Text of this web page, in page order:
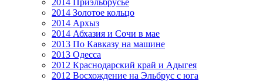
2014 Приэльбрусье
2014 Золотое кольцо
2014 Архыз
2014 Абхазия и Сочи в мае
2013 По Кавказу на машине
2013 Одесса
2012 Краснодарский край и Адыгея
2012 Восхождение на Эльбрус с юга